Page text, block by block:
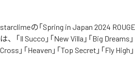
starclimeの「Spring in Japan 2024
は、「Il Succo」「New Villa」「Big Dreams
Cross」「Heaven」「Top Secret」「Fly